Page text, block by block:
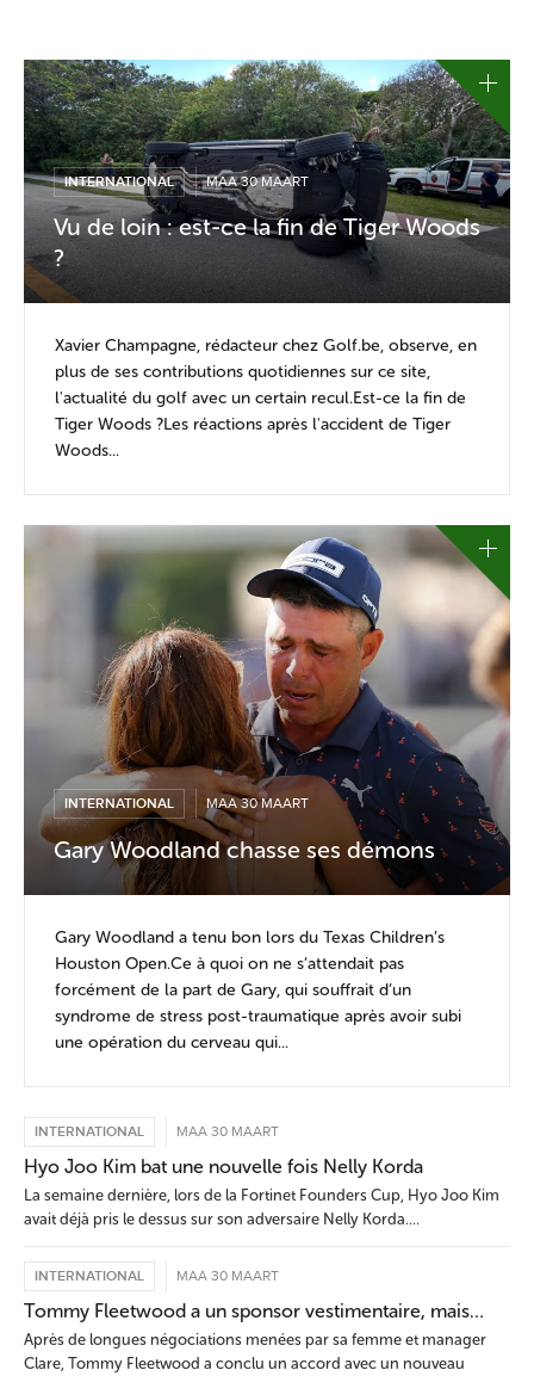
INTERNATIONAL MAA 30 MAART
Vu de loin : est-ce la fin de Tiger Woods
?
Xavier Champagne, rédacteur chez Golf.be, observe, en
plus de ses contributions quotidiennes sur ce site,
l'actualité du golf avec un certain recul.Est-ce la fin de
Tiger Woods ?Les réactions après l'accident de Tiger
Woods...
INTERNATIONAL MAA 30 MAART
Gary Woodland chasse ses démons
Gary Woodland a tenu bon lors du Texas Children’s
Houston Open.Ce à quoi on ne s’attendait pas
forcément de la part de Gary, qui souffrait d’un
syndrome de stress post-traumatique après avoir subi
une opération du cerveau qui...
INTERNATIONAL MAA 30 MAART
Hyo Joo Kim bat une nouvelle fois Nelly Korda
La semaine dernière, lors de la Fortinet Founders Cup, Hyo Joo Kim
avait déjà pris le dessus sur son adversaire Nelly Korda....
INTERNATIONAL MAA 30 MAART
Tommy Fleetwood a un sponsor vestimentaire, mais…
Après de longues négociations menées par sa femme et manager
Clare, Tommy Fleetwood a conclu un accord avec un nouveau